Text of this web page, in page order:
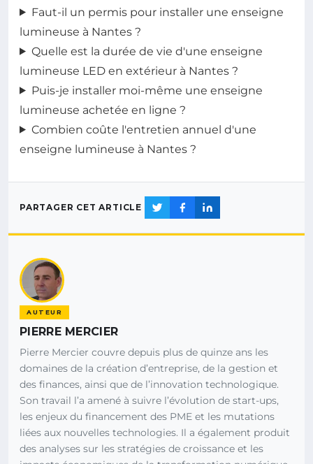
Faut-il un permis pour installer une enseigne
lumineuse à Nantes ?
Quelle est la durée de vie d'une enseigne
lumineuse LED en extérieur à Nantes ?
Puis-je installer moi-même une enseigne
lumineuse achetée en ligne ?
Combien coûte l'entretien annuel d'une
enseigne lumineuse à Nantes ?
PARTAGER CET ARTICLE
AUTEUR
PIERRE MERCIER
Pierre Mercier couvre depuis plus de quinze ans les
domaines de la création d’entreprise, de la gestion et
des finances, ainsi que de l’innovation technologique.
Son travail l’a amené à suivre l’évolution de start-ups,
les enjeux du financement des PME et les mutations
liées aux nouvelles technologies. Il a également produit
des analyses sur les stratégies de croissance et les